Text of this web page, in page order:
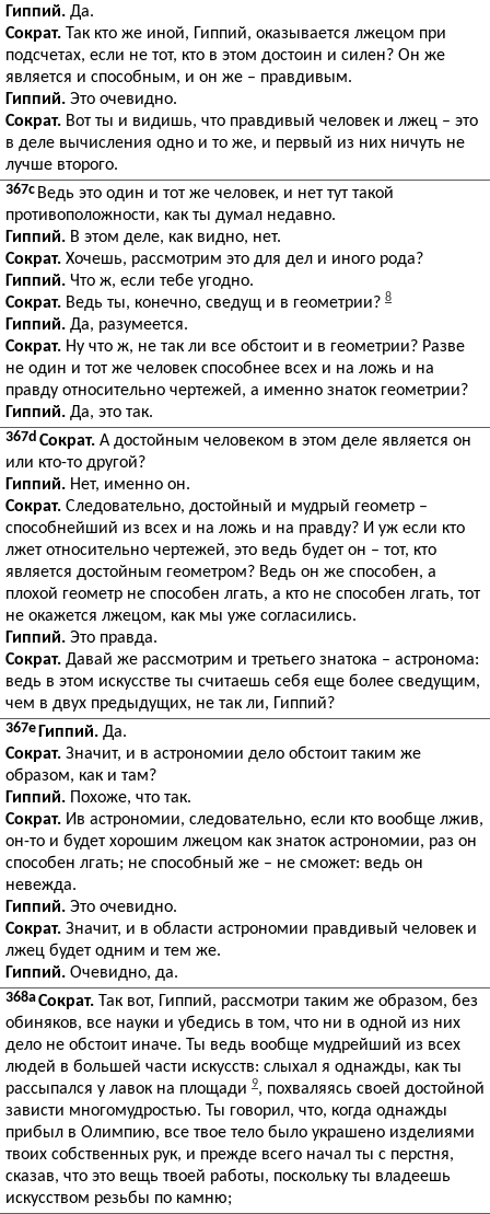
Гиппий. Да.
Сократ. Так кто же иной, Гиппий, оказывается лжецом при
подсчетах, если не тот, кто в этом достоин и силен? Он же
является и способным, и он же – правдивым.
Гиппий. Это очевидно.
Сократ. Вот ты и видишь, что правдивый человек и лжец – это
в деле вычисления одно и то же, и первый из них ничуть не
лучше второго.
367c Ведь это один и тот же человек, и нет тут такой
противоположности, как ты думал недавно.
Гиппий. В этом деле, как видно, нет.
Сократ. Хочешь, рассмотрим это для дел и иного рода?
Гиппий. Что ж, если тебе угодно.
Сократ. Ведь ты, конечно, сведущ и в геометрии? 8
Гиппий. Да, разумеется.
Сократ. Ну что ж, не так ли все обстоит и в геометрии? Разве
не один и тот же человек способнее всех и на ложь и на
правду относительно чертежей, а именно знаток геометрии?
Гиппий. Да, это так.
367d Сократ. А достойным человеком в этом деле является он
или кто-то другой?
Гиппий. Нет, именно он.
Сократ. Следовательно, достойный и мудрый геометр –
способнейший из всех и на ложь и на правду? И уж если кто
лжет относительно чертежей, это ведь будет он – тот, кто
является достойным геометром? Ведь он же способен, а
плохой геометр не способен лгать, а кто не способен лгать, тот
не окажется лжецом, как мы уже согласились.
Гиппий. Это правда.
Сократ. Давай же рассмотрим и третьего знатока – астронома:
ведь в этом искусстве ты считаешь себя еще более сведущим,
чем в двух предыдущих, не так ли, Гиппий?
367e Гиппий. Да.
Сократ. Значит, и в астрономии дело обстоит таким же
образом, как и там?
Гиппий. Похоже, что так.
Сократ. Ив астрономии, следовательно, если кто вообще лжив,
он-то и будет хорошим лжецом как знаток астрономии, раз он
способен лгать; не способный же – не сможет: ведь он
невежда.
Гиппий. Это очевидно.
Сократ. Значит, и в области астрономии правдивый человек и
лжец будет одним и тем же.
Гиппий. Очевидно, да.
368aСократ. Так вот, Гиппий, рассмотри таким же образом, без
обиняков, все науки и убедись в том, что ни в одной из них
дело не обстоит иначе. Ты ведь вообще мудрейший из всех
людей в большей части искусств: слыхал я однажды, как ты
рассыпался у лавок на площади 9, похваляясь своей достойной
зависти многомудростью. Ты говорил, что, когда однажды
прибыл в Олимпию, все твое тело было украшено изделиями
твоих собственных рук, и прежде всего начал ты с перстня,
сказав, что это вещь твоей работы, поскольку ты владеешь
искусством резьбы по камню;